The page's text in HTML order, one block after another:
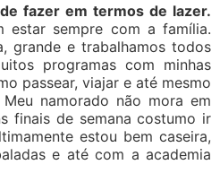
fazer em termos de lazer.
estar sempre com a família.
grande e trabalhamos todos
programas com minhas
passear, viajar e até mesmo
namorado não mora em
finais de semana costumo ir
estou bem caseira,
e até com a academia